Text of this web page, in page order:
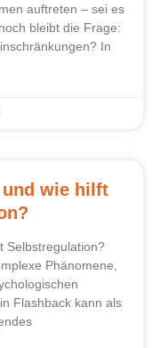
auftreten – sei es
bleibt die Frage:
In
und wie hilft
Selbstregulation?
Phänomene,
Flashback kann als